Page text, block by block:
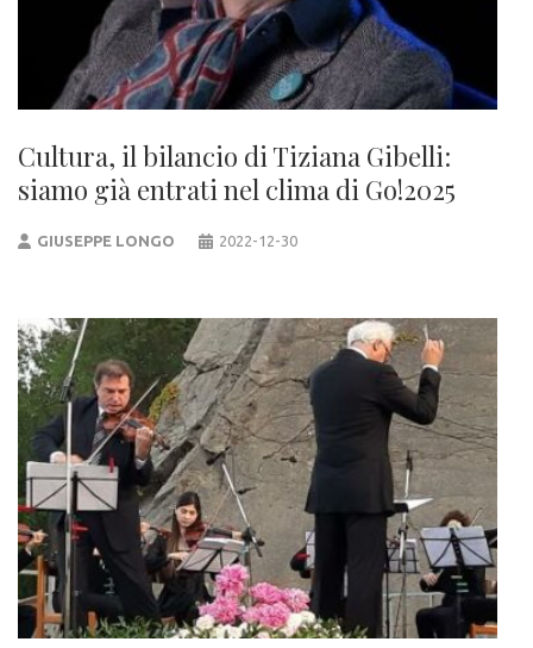
Cultura, il bilancio di Tiziana Gibelli:
siamo già entrati nel clima di Go!2025
GIUSEPPE LONGO 2022-12-30